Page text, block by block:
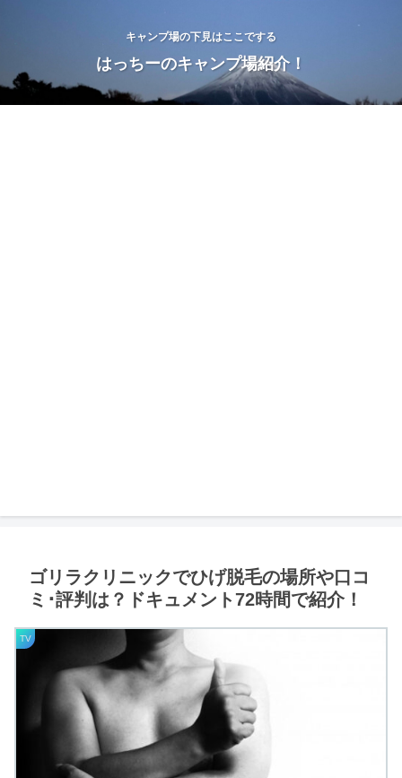
キャンプ場の下見はここでする
はっちーのキャンプ場紹介！
ゴリラクリニックでひげ脱毛の場所や口コ
ミ･評判は？ドキュメント72時間で紹介！
TV